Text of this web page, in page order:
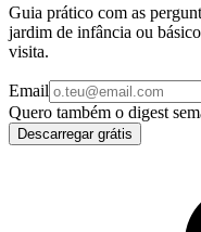
Guia prático com as
jardim de infância ou
visita.
Email
Quero também o digest
Descarregar grátis